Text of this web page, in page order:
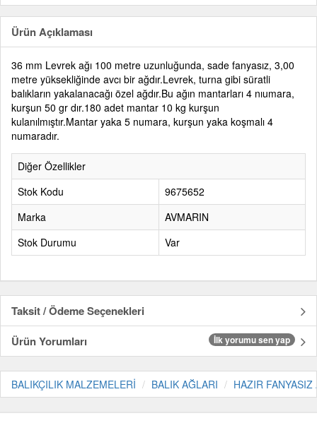
Ürün Açıklaması
36 mm Levrek ağı 100 metre uzunluğunda, sade fanyasız, 3,00
metre yüksekliğinde avcı bir ağdır.Levrek, turna gibi süratli
balıkların yakalanacağı özel ağdır.Bu ağın mantarları 4 nıumara,
kurşun 50 gr dır.180 adet mantar 10 kg kurşun
kulanılmıştır.Mantar yaka 5 numara, kurşun yaka koşmalı 4
numaradır.
Diğer Özellikler
Stok Kodu
9675652
Marka
AVMARIN
Stok Durumu
Var
Taksit / Ödeme Seçenekleri
Ürün Yorumları
İlk yorumu sen yap
BALIKÇILIK MALZEMELERİ BALIK AĞLARI HAZIR FANYASIZ